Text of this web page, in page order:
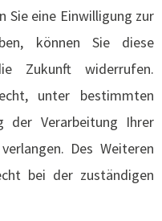
Sie eine Einwilligung zur
können Sie diese
Zukunft widerrufen.
unter bestimmten
der Verarbeitung Ihrer
Des Weiteren
bei der zuständigen